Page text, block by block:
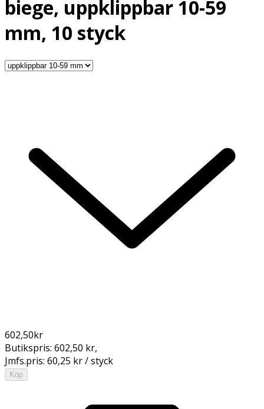
biege, uppklippbar 10-59
mm, 10 styck
602,50kr
Butikspris: 602,50 kr,
Jmfs.pris: 60,25 kr / styck
Köp